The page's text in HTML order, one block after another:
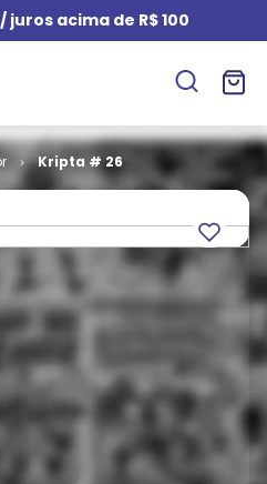
juros acima de R$ 100
Kripta # 26